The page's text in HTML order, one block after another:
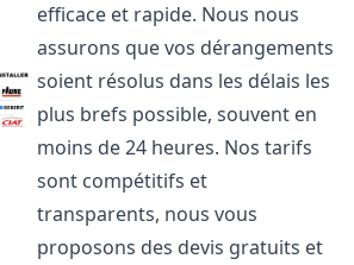
efficace et rapide. Nous nous
assurons que vos dérangements
soient résolus dans les délais les
plus brefs possible, souvent en
moins de 24 heures. Nos tarifs
sont compétitifs et
transparents, nous vous
proposons des devis gratuits et